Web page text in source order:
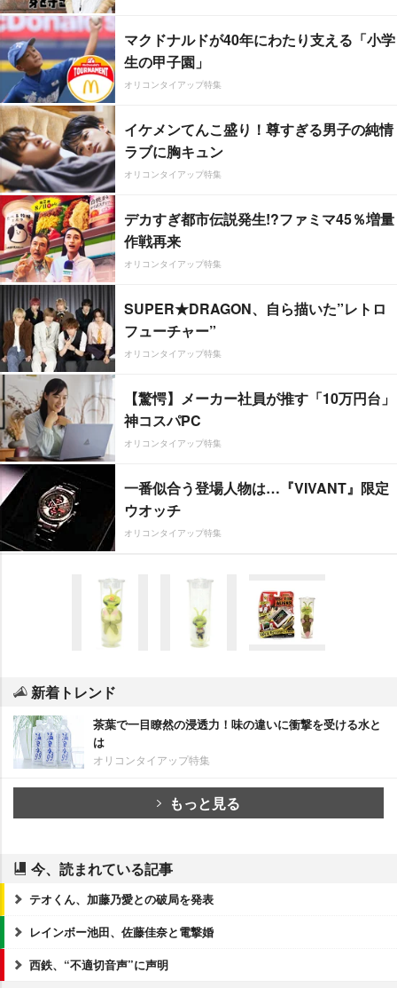
マクドナルドが40年にわたり支える「小学
生の甲子園」
オリコンタイアップ特集
イケメンてんこ盛り！尊すぎる男子の純情
ラブに胸キュン
オリコンタイアップ特集
デカすぎ都市伝説発生!?ファミマ45％増量
作戦再来
オリコンタイアップ特集
SUPER★DRAGON、自ら描いた”レトロ
フューチャー”
オリコンタイアップ特集
【驚愕】メーカー社員が推す「10万円台」
神コスパPC
オリコンタイアップ特集
一番似合う登場人物は…『VIVANT』限定
ウオッチ
オリコンタイアップ特集
新着トレンド
茶葉で一目瞭然の浸透力！味の違いに衝撃を受ける水と
は
オリコンタイアップ特集
もっと見る
今、読まれている記事
テオくん、加藤乃愛との破局を発表
レインボー池田、佐藤佳奈と電撃婚
西鉄、“不適切音声”に声明